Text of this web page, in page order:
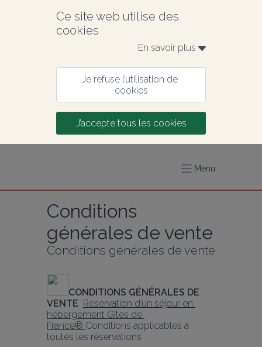
Ce site web utilise des
cookies
En savoir plus
Je refuse l’utilisation de
cookies
J’accepte tous les cookies
Menu
Conditions
générales de vente
Conditions générales de vente
CONDITIONS GÉNÉRALES DE
VENTE Réservation d’un séjour en
hébergement Gîtes de
France® Conditions applicables à
toutes les réservations